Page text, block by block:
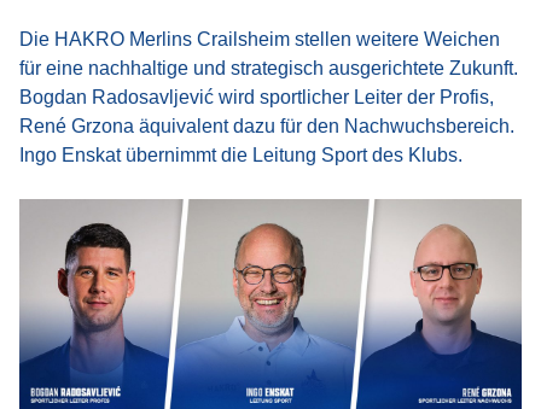
Die HAKRO Merlins Crailsheim stellen weitere Weichen
für eine nachhaltige und strategisch ausgerichtete Zukunft.
Bogdan Radosavljević wird sportlicher Leiter der Profis,
René Grzona äquivalent dazu für den Nachwuchsbereich.
Ingo Enskat übernimmt die Leitung Sport des Klubs.